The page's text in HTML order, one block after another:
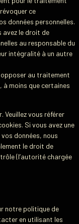
ce
données personnelles.
avez le droit de
au responsable du
intégralité à un autre
opposer au traitement
à moins que certaines
Veuillez vous référer
Si vous avez une
données, nous
le droit de
(l’autorité chargée
notre politique de
en utilisant les